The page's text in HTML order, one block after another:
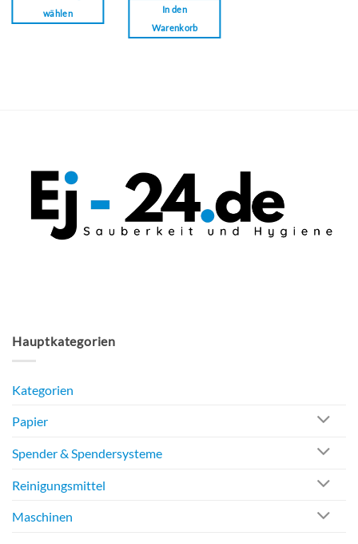
wählen
Produktseite
In den
Warenkorb
Hauptkategorien
Kategorien
Papier
Spender & Spendersysteme
Reinigungsmittel
Maschinen